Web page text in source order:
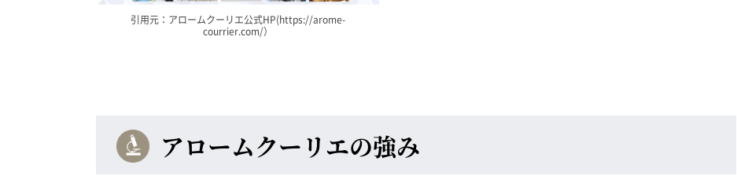
引用元：アロームクーリエ公式HP(https://arome-
courrier.com/）
アロームクーリエの強み